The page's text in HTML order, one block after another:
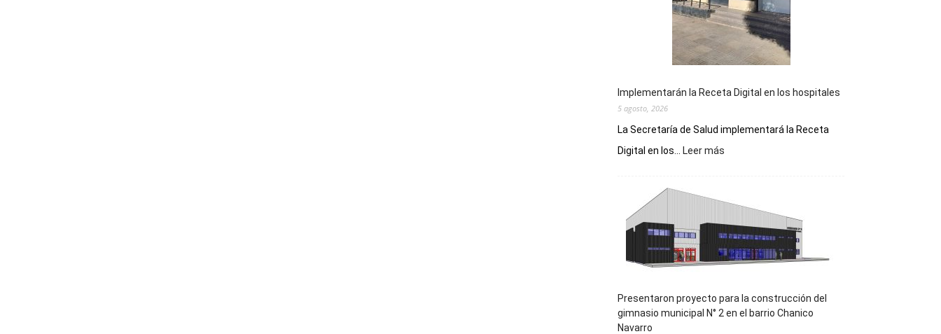
Implementarán la Receta Digital en los hospitales
5 agosto, 2026
La Secretaría de Salud implementará la Receta
Digital en los...
Leer más
Digital
en
los
hospitales
Presentaron proyecto para la construcción del
gimnasio municipal N° 2 en el barrio Chanico
Navarro